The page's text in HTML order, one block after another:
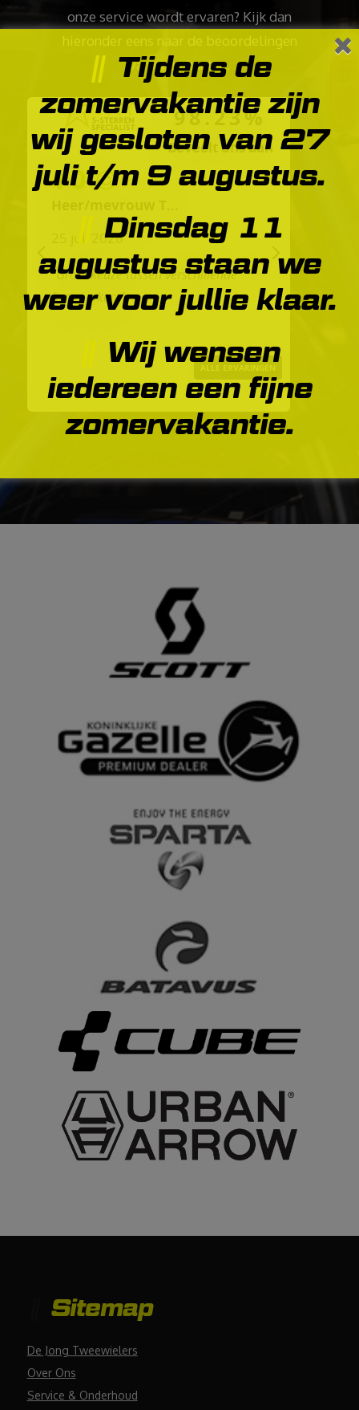
onze service wordt ervaren? Kijk dan
hieronder eens naar de beoordelingen
van onze kanten.
98.23%
Beveelt ons aan
10
25 juli 2026
"Grote keuze tussen verschillende
fietsmerken."
PREVIOUS NEXT
ALLE ERVARINGEN
Sitemap
De Jong Tweewielers
Over Ons
Service & Onderhoud
Tijdens de
zomervakantie zijn
wij gesloten van 27
juli t/m 9 augustus.
Dinsdag 11
augustus staan we
weer voor jullie klaar.
Wij wensen
iedereen een fijne
zomervakantie.